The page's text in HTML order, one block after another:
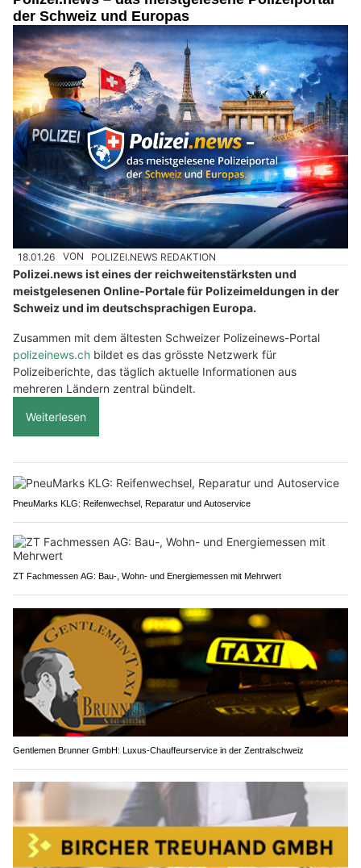
der Schweiz und Europas
18.01.26 VON POLIZEI.NEWS REDAKTION
Polizei.news ist eines der reichweitenstärksten und
meistgelesenen Online-Portale für Polizeimeldungen in der
Schweiz und im deutschsprachigen Europa.
Zusammen mit dem ältesten Schweizer Polizeinews-Portal
polizeinews.ch bildet es das grösste Netzwerk für
Polizeiberichte, das täglich aktuelle Informationen aus
mehreren Ländern zentral bündelt.
Weiterlesen
PneuMarks KLG: Reifenwechsel, Reparatur und Autoservice
ZT Fachmessen AG: Bau-, Wohn- und Energiemessen mit Mehrwert
Gentlemen Brunner GmbH: Luxus-Chauffeurservice in der Zentralschweiz